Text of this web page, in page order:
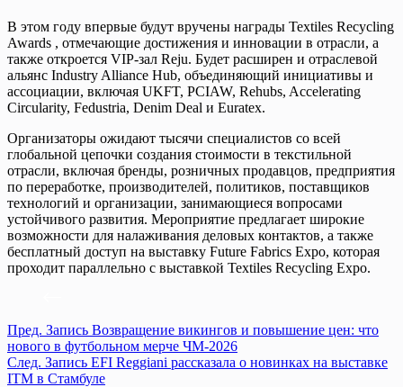
В этом году впервые будут вручены награды Textiles Recycling
Awards , отмечающие достижения и инновации в отрасли, а
также откроется VIP-зал Reju. Будет расширен и отраслевой
альянс Industry Alliance Hub, объединяющий инициативы и
ассоциации, включая UKFT, PCIAW, Rehubs, Accelerating
Circularity, Fedustria, Denim Deal и Euratex.
Организаторы ожидают тысячи специалистов со всей
глобальной цепочки создания стоимости в текстильной
отрасли, включая бренды, розничных продавцов, предприятия
по переработке, производителей, политиков, поставщиков
технологий и организации, занимающиеся вопросами
устойчивого развития. Мероприятие предлагает широкие
возможности для налаживания деловых контактов, а также
бесплатный доступ на выставку Future Fabrics Expo, которая
проходит параллельно с выставкой Textiles Recycling Expo.
Пред. Запись Возвращение викингов и повышение цен: что
нового в футбольном мерче ЧМ-2026
След. Запись EFI Reggiani рассказала о новинках на выставке
ITM в Стамбуле